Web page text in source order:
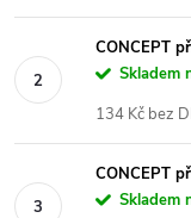
CONCEPT
Skladem
134 Kč bez
CONCEPT
Skladem